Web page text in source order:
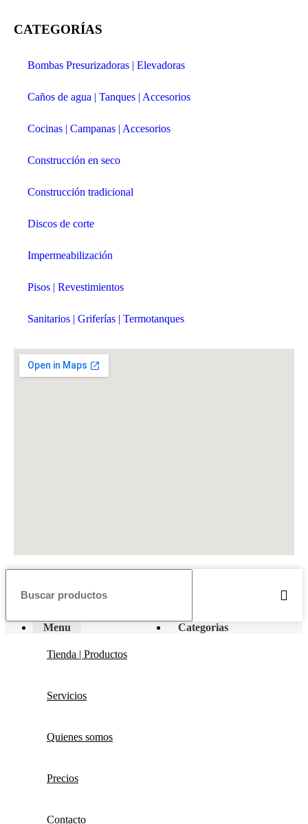
CATEGORÍAS
Bombas Presurizadoras | Elevadoras
Caños de agua | Tanques | Accesorios
Cocinas | Campanas | Accesorios
Construcción en seco
Construcción tradicional
Discos de corte
Impermeabilización
Pisos | Revestimientos
Sanitarios | Griferías | Termotanques
Menu Categorias
Tienda | Productos
Servicios
Quienes somos
Precios
Contacto